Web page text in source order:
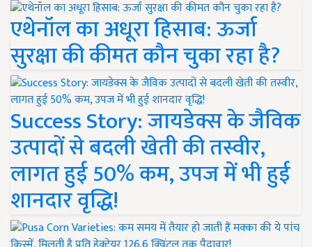
एथेनॉल का अधूरा हिसाब: ऊर्जा
सुरक्षा की कीमत कौन चुका रहा है?
Success Story: जायडेक्स के जैविक
उत्पादों से बदली खेती की तस्वीर,
लागत हुई 50% कम, उपज में भी हुई
शानदार वृद्धि!